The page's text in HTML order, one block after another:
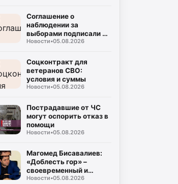
Соглашение о
наблюдении за
выборами подписали в
Дагестане
Новости•05.08.2026
Соцконтракт для
ветеранов СВО:
условия и суммы
Новости•05.08.2026
Пострадавшие от ЧС
могут оспорить отказ в
помощи
Новости•05.08.2026
Магомед Бисавалиев:
«Доблесть гор» –
своевременный и
долгожданный ответ на
Новости•05.08.2026